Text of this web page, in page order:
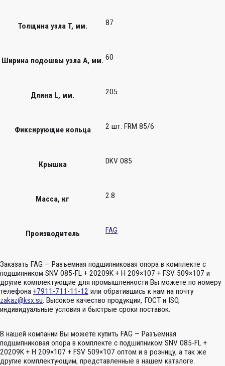
Толщина узла T, мм. 87
Ширина подошвы узла А, мм. 60
Длина L, мм. 205
Фиксирующие кольца 2 шт. FRM 85/6
Крышка DKV 085
Масса, кг 2.8
Производитель FAG
Заказать FAG — Разъемная подшипниковая опора в комплекте с
подшипником SNV 085-FL + 20209K + H 209×107 + FSV 509×107 и
другие комплектующие для промышленности Вы можете по номеру
телефона +7911-711-11-12 или обратившись к нам на почту
zakaz@ksx.su. Высокое качество продукции, ГОСТ и ISO,
индивидуальные условия и быстрые сроки поставок.
В нашей компании Вы можете купить FAG — Разъемная
подшипниковая опора в комплекте с подшипником SNV 085-FL +
20209K + H 209×107 + FSV 509×107 оптом и в розницу, а так же
другие комплектующим, представленные в нашем каталоге.